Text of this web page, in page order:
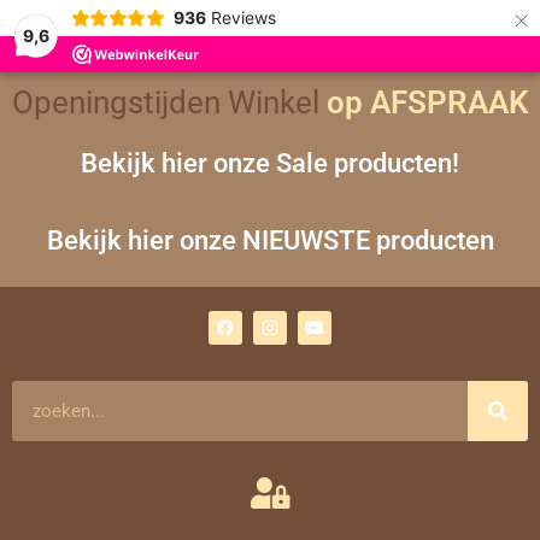
9,6
936 Reviews ×
Openingstijden Winkel op AFSPRAAK
Bekijk hier onze Sale producten!
Bekijk hier onze NIEUWSTE producten
a
c
n
s
m
o
u